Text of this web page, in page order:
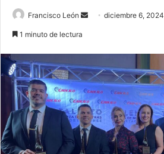
Francisco León
Senddiciembre 6, 2024
1 minuto de lectura